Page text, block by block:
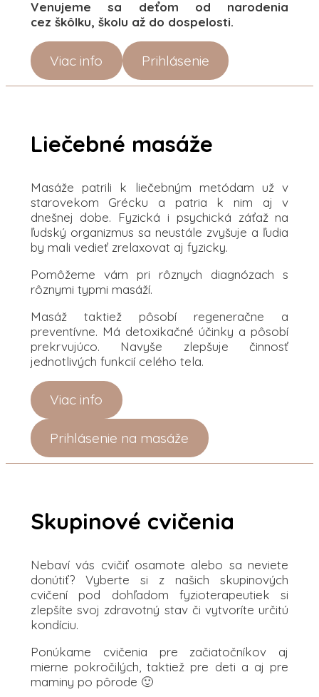
Venujeme sa deťom od narodenia
cez škôlku, školu až do dospelosti.
Viac info Prihlásenie
Liečebné masáže
Masáže patrili k liečebným metódam už v
starovekom Grécku a patria k nim aj v
dnešnej dobe. Fyzická i psychická záťaž na
ľudský organizmus sa neustále zvyšuje a ľudia
by mali vedieť zrelaxovat aj fyzicky.
Pomôžeme vám pri rôznych diagnózach s
rôznymi typmi masáží.
Masáž taktiež pôsobí regeneračne a
preventívne. Má detoxikačné účinky a pôsobí
prekrvujúco. Navyše zlepšuje činnosť
jednotlivých funkcií celého tela.
Viac info
Prihlásenie na masáže
Skupinové cvičenia
Nebaví vás cvičiť osamote alebo sa neviete
donútiť? Vyberte si z našich skupinových
cvičení pod dohľadom fyzioterapeutiek si
zlepšíte svoj zdravotný stav či vytvoríte určitú
kondíciu.
Ponúkame cvičenia pre začiatočníkov aj
mierne pokročilých, taktiež pre deti a aj pre
maminy po pôrode 🙂